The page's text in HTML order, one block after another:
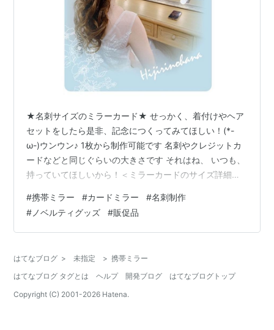
★名刺サイズのミラーカード★ せっかく、着付けやヘア
セットをしたら是非、記念につくってみてほしい！(*-
ω-)ウンウン♪ 1枚から制作可能です 名刺やクレジットカ
ードなどと同じぐらいの大きさです それはね、 いつも、
持っていてほしいから！＜ミラーカードのサイズ詳細は
でも。』小さくて、薄型で、割れないから、 スーツの胸
ポケット や 財布や 化粧ポーチなどに入れて 常時、持ち
歩けるのです そして、 仕事中でもさりげなく コソッと
なのです♫ ご自身用にはもちろん、 プレゼントにも喜ば
れるカードミ…
#携帯ミラー #カードミラー #名刺制作
# ノベルティグッズ #販促品
はてなブログ > 未指定 > 携帯ミラー
はてなブログ タグとは
ヘルプ 開発ブログ
はてなブログトップ
Copyright (C) 2001-2026 Hatena.